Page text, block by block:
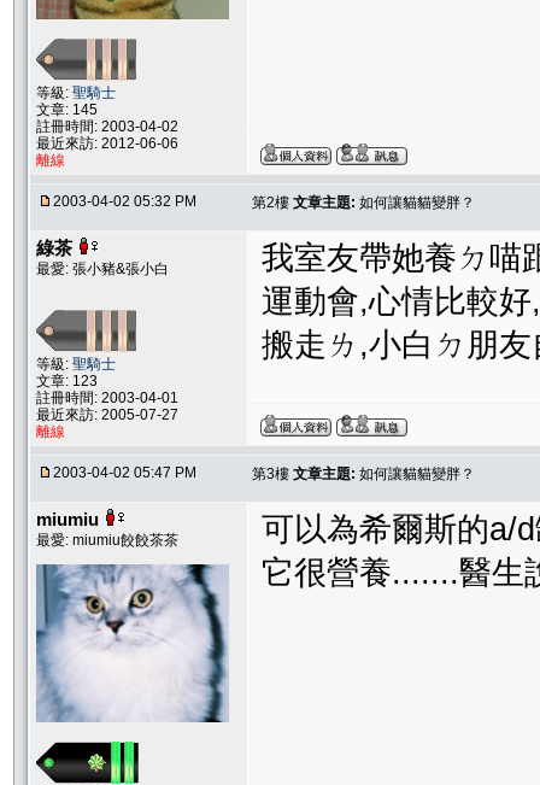
等級: 聖騎士
文章: 145
註冊時間: 2003-04-02
最近來訪: 2012-06-06
離線
2003-04-02 05:32 PM 第2樓 文章主題: 如何讓貓貓變胖？
綠茶
最愛: 張小豬&張小白
等級: 聖騎士
文章: 123
註冊時間: 2003-04-01
最近來訪: 2005-07-27
離線
我室友帶她養ㄉ喵
運動會,心情比較
搬走ㄌ,小白ㄉ朋
2003-04-02 05:47 PM 第3樓 文章主題: 如何讓貓貓變胖？
miumiu
最愛: miumiu餃餃茶茶
可以為希爾斯的a/
它很營養.......醫生